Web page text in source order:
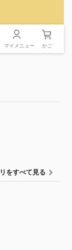
マイメニュー かご
をすべて見る